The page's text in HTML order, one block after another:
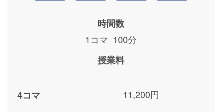
時間数
1コマ 100分
授業料
4コマ 11,200円